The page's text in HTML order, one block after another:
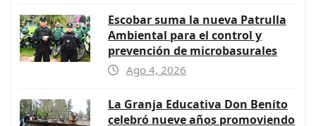
Escobar suma la nueva Patrulla
Ambiental para el control y
prevención de microbasurales
Ago 4, 2026
La Granja Educativa Don Benito
celebró nueve años promoviendo